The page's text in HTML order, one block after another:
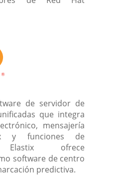
de servidor de
que integra
mensajería
y funciones de
Elastix ofrece
software de centro
predictiva.